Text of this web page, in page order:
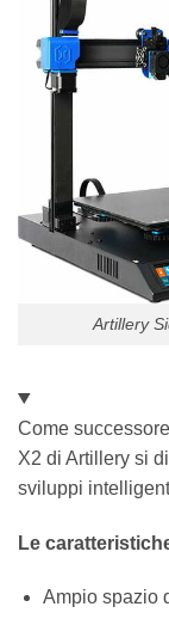
Artillery
Come
X2 di Artillery si
sviluppi
Le
Ampio spazio